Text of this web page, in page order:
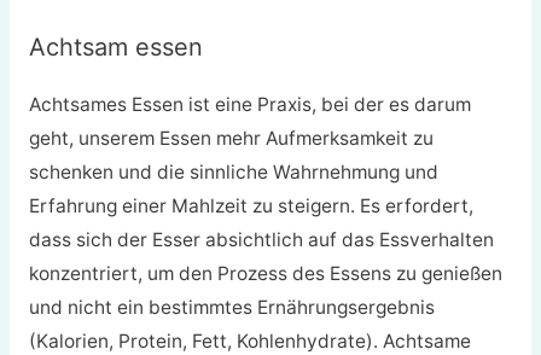
Achtsam essen
Achtsames Essen ist eine Praxis, bei der es darum
geht, unserem Essen mehr Aufmerksamkeit zu
schenken und die sinnliche Wahrnehmung und
Erfahrung einer Mahlzeit zu steigern. Es erfordert,
dass sich der Esser absichtlich auf das Essverhalten
konzentriert, um den Prozess des Essens zu genießen
und nicht ein bestimmtes Ernährungsergebnis
(Kalorien, Protein, Fett, Kohlenhydrate). Achtsame